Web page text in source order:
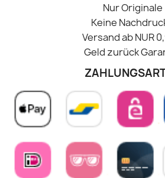
Nur Originale
Keine
Versand ab NUR
Geld zurück